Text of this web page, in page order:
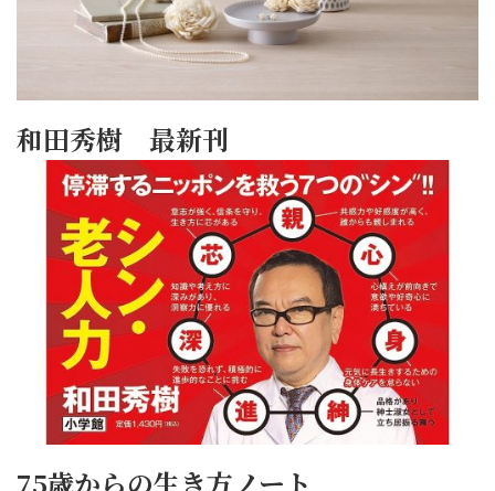
和田秀樹 最新刊
75歳からの生き方ノート